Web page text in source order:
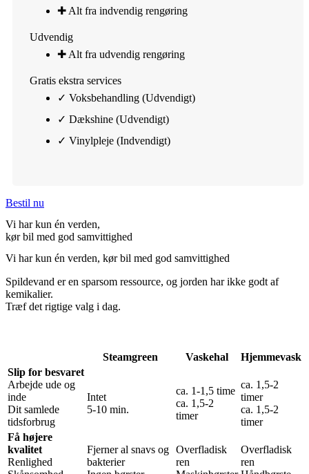
✚ Alt fra indvendig rengøring​
Udvendig
✚ Alt fra udvendig rengøring​
Gratis ekstra services
✓ Voksbehandling (Udvendigt)
✓ Dækshine (Udvendigt)
✓ Vinylpleje (Indvendigt)​
Bestil nu
Vi har kun én verden,
kør bil med god samvittighed
Vi har kun én verden, kør bil med god samvittighed
Spildevand er en sparsom ressource, og jorden har ikke godt af
kemikalier.
Træf det rigtige valg i dag.
Steamgreen Vaskehal
Hjemmevask
Slip for besvaret
Arbejde ude og
inde
Dit samlede
tidsforbrug
Intet
5-10 min.
ca. 1-1,5 time
ca. 1,5-2
timer
ca. 1,5-2
timer
ca. 1,5-2
timer
Få højere
kvalitet
Renlighed
Fjerner al snavs og
bakterier
Overfladisk
ren
Overfladisk
ren